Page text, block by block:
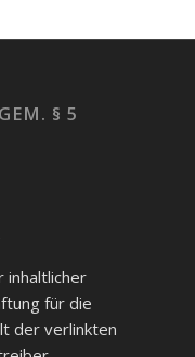
§ 5
inhaltlicher
für die
der verlinkten